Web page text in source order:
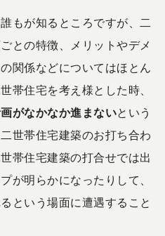
もが知るところですが、二
との特徴、メリットやデメ
関係などについてはほとん
帯住宅を考え様とした時、
がなかなか進まないという
世帯住宅建築のお打ち合わ
帯住宅建築の打合せでは出
が明らかになったりして、
という場面に遭遇すること